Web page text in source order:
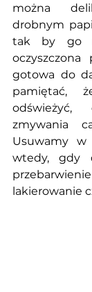
można
drobnym
tak by go
oczyszczona
gotowa do
pamiętać,
zmywania
Usuwamy
wtedy, gdy
lakierowanie